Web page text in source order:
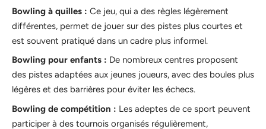
Bowling à quilles : Ce jeu, qui a des règles légèrement
différentes, permet de jouer sur des pistes plus courtes et
est souvent pratiqué dans un cadre plus informel.
Bowling pour enfants : De nombreux centres proposent
des pistes adaptées aux jeunes joueurs, avec des boules plus
légères et des barrières pour éviter les échecs.
Bowling de compétition : Les adeptes de ce sport peuvent
participer à des tournois organisés régulièrement,